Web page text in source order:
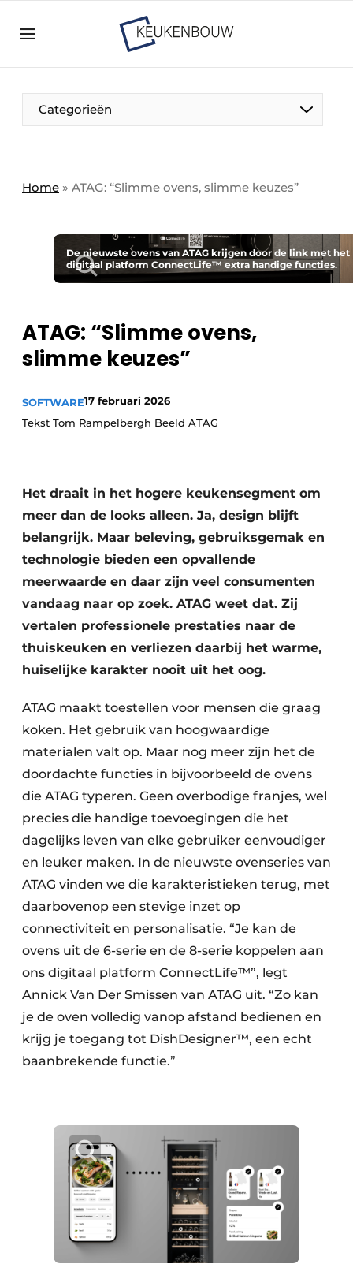
Bedrijven
Bedrijven
Direct contact
Keukenbouw | Platform over design en techniek
in de keuken-, woon-, en badkamerbranche
Meest gelezen
Podcasts
Privacy / Cookie statement
Categorieën
Home » ATAG: “Slimme ovens, slimme keuzes”
De nieuwste ovens van ATAG krijgen door de link met het
digitaal platform ConnectLife™ extra handige functies.
ATAG: “Slimme ovens,
slimme keuzes”
SOFTWARE17 februari 2026
Tekst Tom Rampelbergh Beeld ATAG
Het draait in het hogere keukensegment om
meer dan de looks alleen. Ja, design blijft
belangrijk. Maar beleving, gebruiksgemak en
technologie bieden een opvallende
meerwaarde en daar zijn veel consumenten
vandaag naar op zoek. ATAG weet dat. Zij
vertalen professionele prestaties naar de
thuiskeuken en verliezen daarbij het warme,
huiselijke karakter nooit uit het oog.
ATAG maakt toestellen voor mensen die graag
koken. Het gebruik van hoogwaardige
materialen valt op. Maar nog meer zijn het de
doordachte functies in bijvoorbeeld de ovens
die ATAG typeren. Geen overbodige franjes, wel
precies die handige toevoegingen die het
dagelijks leven van elke gebruiker eenvoudiger
en leuker maken. In de nieuwste ovenseries van
ATAG vinden we die karakteristieken terug, met
daarbovenop een stevige inzet op
connectiviteit en personalisatie. “Je kan de
ovens uit de 6-serie en de 8-serie koppelen aan
ons digitaal platform ConnectLife™”, legt
Annick Van Der Smissen van ATAG uit. “Zo kan
je de oven volledig vanop afstand bedienen en
krijg je toegang tot DishDesigner™, een echt
baanbrekende functie.”